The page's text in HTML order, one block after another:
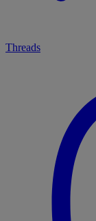
Threads